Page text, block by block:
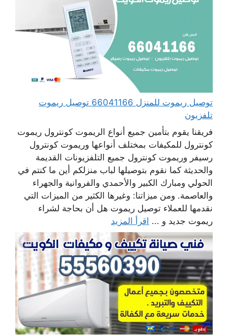
توصيل ريموت للمنزل 66041166 توصيل ريموت
تلفزيون
فريقنا يقوم بتأمين جميع أنواع الريموت كونترول ريموت
كونترول للمكيفات بمختلف أنواعها وريموت كونترول
رسيفر وريموت كونترول جميع التلفزيونات القديمة
والحديثة كما نقوم بتوصيلها لباب منزلكم أين ما كنتم في
الحولي ومبارك الكبير والأحمدي والفروانية والجهراء
والعاصمة. ومن ميزاتنا: وغيرها الكثير من الميزات التي
نقدمها للعملاء توصيل ريموت هل أن بحاجة لشراء
ريموت جديد و ... اقرأ المزيد